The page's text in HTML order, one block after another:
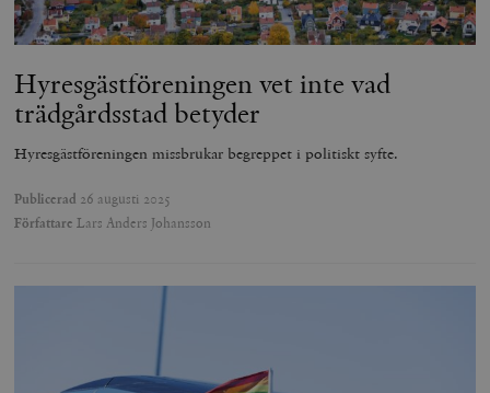
Hyresgästföreningen vet inte vad
trädgårdsstad betyder
Hyresgästföreningen missbrukar begreppet i politiskt syfte.
Publicerad 26 augusti 2025
Författare Lars Anders Johansson